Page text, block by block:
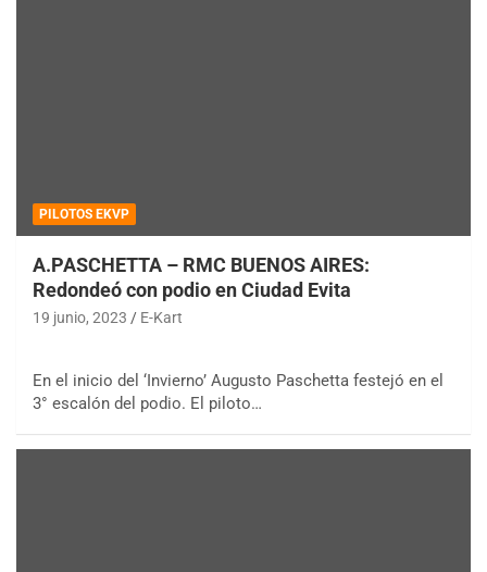
PILOTOS EKVP
A.PASCHETTA – RMC BUENOS AIRES:
Redondeó con podio en Ciudad Evita
19 junio, 2023 E-Kart
En el inicio del ‘Invierno’ Augusto Paschetta festejó en el
3° escalón del podio. El piloto…